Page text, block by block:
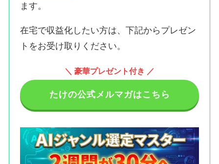
ます。
在宅で収益化したい方は、下記からプレゼン
トをお受け取りください。
＼ 豪華プレゼント付き ／
たけの公式メルマガはこちら